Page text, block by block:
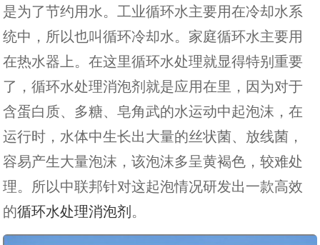
是为了节约用水。工业循环水主要用在冷却水系
统中，所以也叫循环冷却水。家庭循环水主要用
在热水器上。在这里循环水处理就显得特别重要
了，循环水处理消泡剂就是应用在里，因为对于
含蛋白质、多糖、皂角武的水运动中起泡沫，在
运行时，水体中生长出大量的丝状菌、放线菌，
容易产生大量泡沫，该泡沫多呈黄褐色，较难处
理。所以中联邦针对这起泡情况研发出一款高效
的循环水处理消泡剂 。